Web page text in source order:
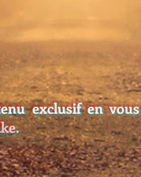
exclusif en vous